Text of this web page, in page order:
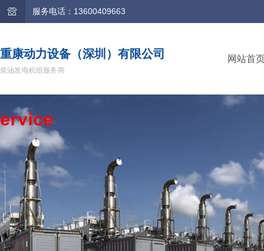
服务电话：13600409663
重康动力设备（深圳）有限公司
柴油发电机组服务商
网站首